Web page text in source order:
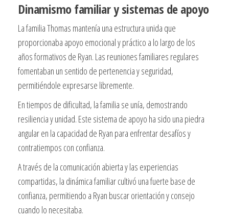
Dinamismo familiar y sistemas de apoyo
La familia Thomas mantenía una estructura unida que
proporcionaba apoyo emocional y práctico a lo largo de los
años formativos de Ryan. Las reuniones familiares regulares
fomentaban un sentido de pertenencia y seguridad,
permitiéndole expresarse libremente.
En tiempos de dificultad, la familia se unía, demostrando
resiliencia y unidad. Este sistema de apoyo ha sido una piedra
angular en la capacidad de Ryan para enfrentar desafíos y
contratiempos con confianza.
A través de la comunicación abierta y las experiencias
compartidas, la dinámica familiar cultivó una fuerte base de
confianza, permitiendo a Ryan buscar orientación y consejo
cuando lo necesitaba.